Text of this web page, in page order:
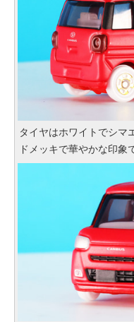
タイヤはホワイトでシマ
ドメッキで華やかな印象